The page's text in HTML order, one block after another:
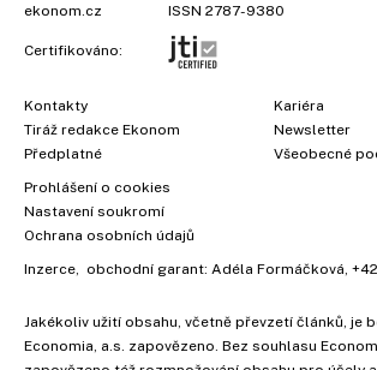
ekonom.cz
ISSN 2787-9380
Certifikováno:
Kontakty
Tiráž redakce Ekonom
Předplatné
Kariéra
Newsletter
Všeobecné
Prohlášení o cookies
Nastavení soukromí
Ochrana osobních údajů
Inzerce , obchodní garant: Adéla Formáčková
Jakékoliv užití obsahu, včetně převzetí článků, je
Economia, a.s. zapovězeno. Bez souhlasu